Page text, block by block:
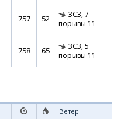
757 52 ЗСЗ, 7
порывы 11
758 65 ЗСЗ, 5
порывы 11
Ветер